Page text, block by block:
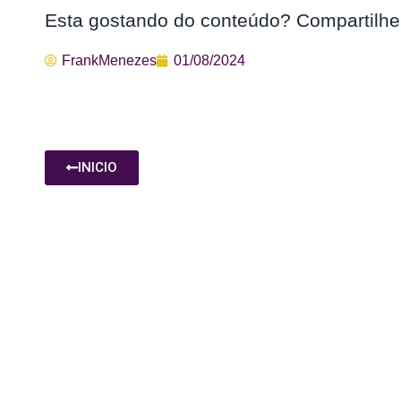
Esta gostando do conteúdo?
FrankMenezes 01/08/2024
INICIO